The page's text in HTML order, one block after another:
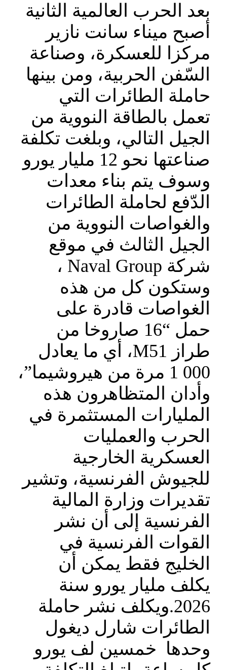
بعد الحرب العالمية الثانية
أصبح ميناء سانت نازير
مركزا للعسكرة، وصناعة
السّفن الحربية، ومن بينها
حاملة الطائرات التي
تعمل بالطاقة النووية من
الجيل التالي، وبلغت تكلفة
صناعتها نحو 12 مليار يورو
وسوف يتم بناء معدات
الدّفع لحاملة الطائرات
والغواصات النووية من
الجيل الثالث في موقع
شركة Naval Group ،
وستكون كل من هذه
الغواصات قادرة على
حمل “16 صاروخا من
طراز M51، أي ما يعادل
000 1 مرة من هيروشيما”،
وأدان المتظاهرون هذه
المليارات المستثمرة في
الحرب والعمليات
العسكرية الخارجية
للجيوش الفرنسية، وتشير
تقديرات وزارة المالية
الفرنسية إلى أن نشر
القوات الفرنسية في
الخليج فقط يمكن أن
يكلف مليار يورو سنة
2026.ويكلف نشر حاملة
الطائرات شارل ديغول
وحدها خمسين لف يورو